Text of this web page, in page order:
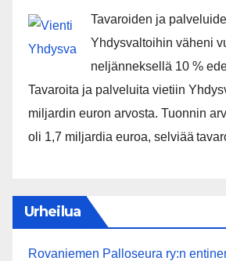
Tavaroiden ja
Yhdysvaltoihin väheni
neljänneksellä 10 %
Tavaroita ja palveluita vietiin
miljardin euron arvosta. Tuonnin
oli 1,7 miljardia euroa, selviää
Urheilua
Rovaniemen Palloseura ry:n